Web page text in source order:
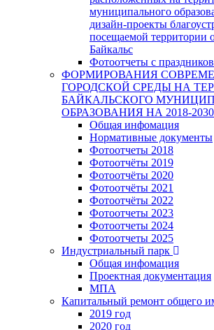
муниципального
дизайн-проекты
посещаемой территории
Байкальс
Фотоотчеты с
ФОРМИРОВАНИЯ
ГОРОДСКОЙ СРЕДЫ НА
БАЙКАЛЬСКОГО
ОБРАЗОВАНИЯ НА 2018-
Общая инфомация
Нормативные документы
Фотоотчеты 2018
Фотоотчёты 2019
Фотоотчёты 2020
Фотоотчёты 2021
Фотоотчёты 2022
Фотоотчеты 2023
Фотоотчеты 2024
Фотоотчеты 2025
Индустриальный парк
Общая инфомация
Проектная документация
МПА
Капитальный ремонт общего
2019 год
2020 год